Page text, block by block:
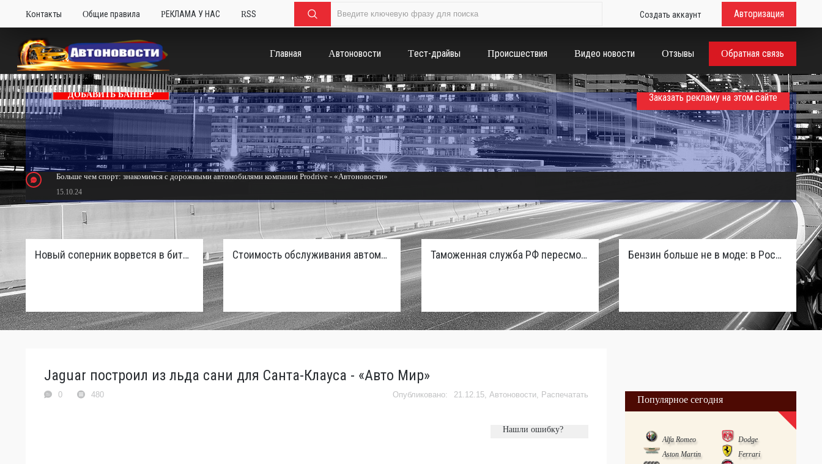
Контакты Общие правила РЕКЛАМА У НАС RSS Создать аккаунт Авторизация
Главная Автоновости Тест-драйвы Происшествия Видео новости Отзывы Обратная связь
ДОБАВИТЬ БАННЕР
Больше чем спорт: знакомимся с дорожными автомобилями компании Prodrive - «Автоновости»
15.10.24
Тюнинг Mitsubishi Eclipse. Самый быстрый передний привод России с бензиновым мотором - «Тюнинг и автоспорт»
Заказать рекламу на этом сайте
Новый соперник ворвется в битву пикапов: Sinotruk S7 с дизелем и 4×4 готовят к старту в России Стоимость обслуживания автомобилей в России вырастет из-за дефицита кадров Таможенная служба РФ пересмотрела правила ввоза машин из ЕАЭС и начисляет пени покупателям Бензин больше не в моде: в России зафиксирован взрывной отказ от двигателей внутреннего сгорания
Jaguar построил из льда сани для Санта-Клауса - «Авто Мир»
21.12.15, Автоновости, Распечатать
0 480
Нашли ошибку?
Популярное сегодня
Alfa Romeo
Dodge
Aston Martin
Ferrari